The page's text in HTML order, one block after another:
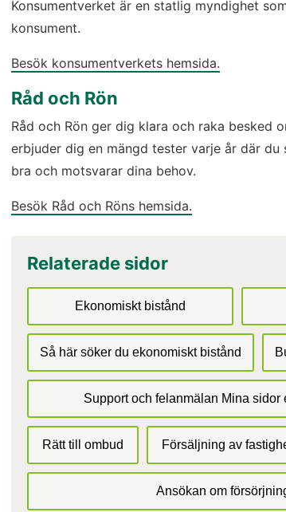
Konsumentverket är en statlig myndighet
konsument.
Besök konsumentverkets hemsida.
Råd och Rön
Råd och Rön ger dig klara och raka besked
erbjuder dig en mängd tester varje år där
bra och motsvarar dina behov.
Besök Råd och Röns hemsida.
Relaterade sidor
Ekonomiskt bistånd
Så här söker du ekonomiskt bistånd
Support och felanmälan Mina sidor
Rätt till ombud Försäljning av
Ansökan om